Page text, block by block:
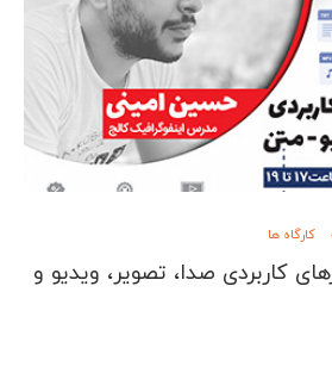
کارگاه ها
کاربردی صدا، تصویر، ویدیو و